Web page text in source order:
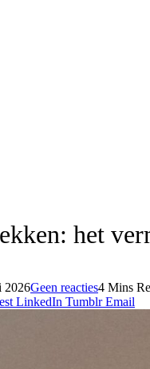
het
2026Geen reacties4 Mins
LinkedIn Tumblr Email